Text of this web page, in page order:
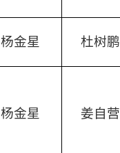
杨金星 杜树鹏
杨金星 姜自营